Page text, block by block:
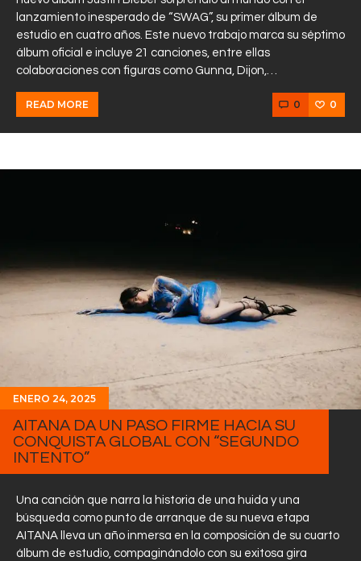
lanzamiento inesperado de “SWAG”, su primer álbum de
estudio en cuatro años. Este nuevo trabajo marca su séptimo
álbum oficial e incluye 21 canciones, entre ellas
colaboraciones con figuras como Gunna, Dijon,…
READ MORE 0 0
ENERO 24, 2025
AITANA DA UN PASO FIRME HACIA SU
CONQUISTA GLOBAL CON “SEGUNDO
INTENTO”
Una canción que narra la historia de una huida y una
búsqueda como punto de arranque de su nueva etapa
AITANA lleva un año inmersa en la composición de su cuarto
álbum de estudio, compaginándolo con su exitosa gira